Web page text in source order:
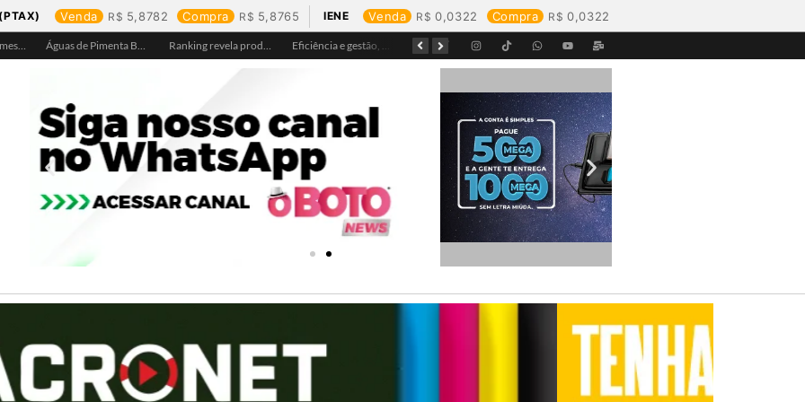
Venda 5,8782 Compra 5,8765 IENE Venda 0,0322 Compra 0,0322
Águas de Ariquemes leva atendimento itinerante e orientações ao Distrito de Bom Futuro neste sábado, 25 Águas de Pimenta Bueno amplia rede de abastecimento e leva água tratada para moradores da região do aeroporto Ranking revela produtos mais comprados em cada estado e aponta drone como destaque em Rondônia Eficiência e gestão, Buritis se torna referência em controle de perdas de água Equipes da Aegea Rondônia passam por treinamento de prevenção e combate a princípios de incêndio e segurança no trabalho com inflamáveis